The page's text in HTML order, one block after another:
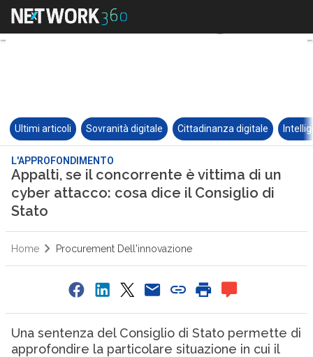
Ultimi articoli Sovranità digitale Cittadinanza digitale
L'APPROFONDIMENTO
Appalti, se il concorrente è vittima di un
cyber attacco: cosa dice il Consiglio di
Stato
Home Procurement Dell'innovazione
Una sentenza del Consiglio di Stato permette di
approfondire la particolare situazione in cui il